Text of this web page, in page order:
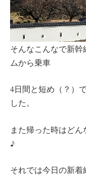
そんなこんなで新
ムから乗車
4日間と短め（？）
した。
また帰った時はど
♪
それでは今日の新